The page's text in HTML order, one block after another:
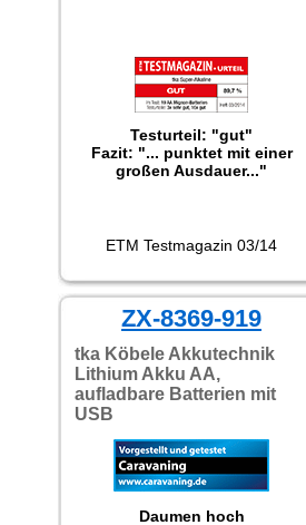
Testurteil: "gut"
Fazit: "... punktet mit einer
großen Ausdauer..."
ETM Testmagazin 03/14
ZX-8369-919
tka Köbele Akkutechnik
Lithium Akku AA,
aufladbare Batterien mit
USB
Daumen hoch